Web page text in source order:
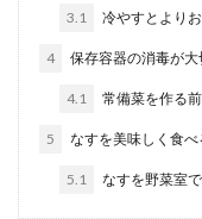
3.1 冷やすとより
4 保存容器の消毒が
4.1 常備菜を作る
5 なすを美味しく食
5.1 なすを野菜室